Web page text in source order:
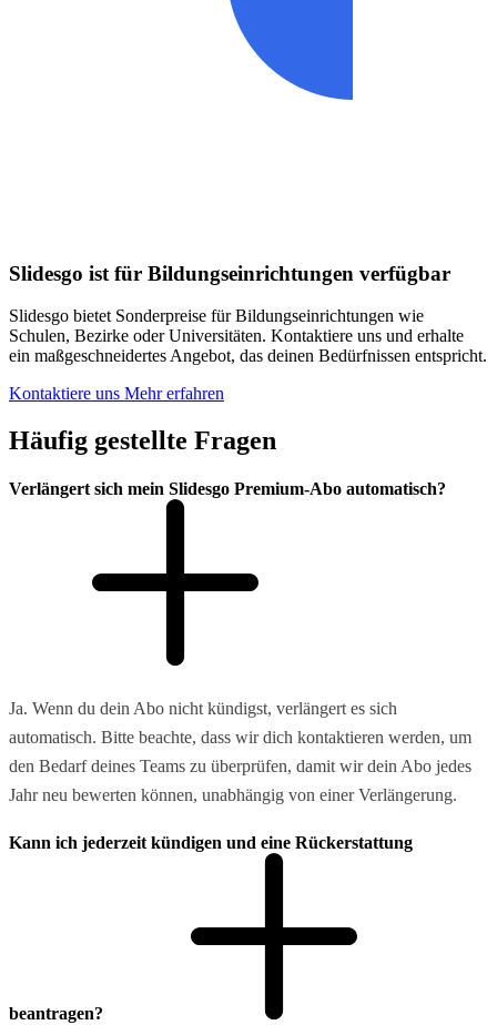
Slidesgo ist für Bildungseinrichtungen verfügbar
Slidesgo bietet Sonderpreise für Bildungseinrichtungen wie
Schulen, Bezirke oder Universitäten. Kontaktiere uns und erhalte
ein maßgeschneidertes Angebot, das deinen Bedürfnissen entspricht.
Kontaktiere uns Mehr erfahren
Häufig gestellte Fragen
Verlängert sich mein Slidesgo Premium-Abo automatisch?
Ja. Wenn du dein Abo nicht kündigst, verlängert es sich
automatisch. Bitte beachte, dass wir dich kontaktieren werden, um
den Bedarf deines Teams zu überprüfen, damit wir dein Abo jedes
Jahr neu bewerten können, unabhängig von einer Verlängerung.
Kann ich jederzeit kündigen und eine Rückerstattung
beantragen?